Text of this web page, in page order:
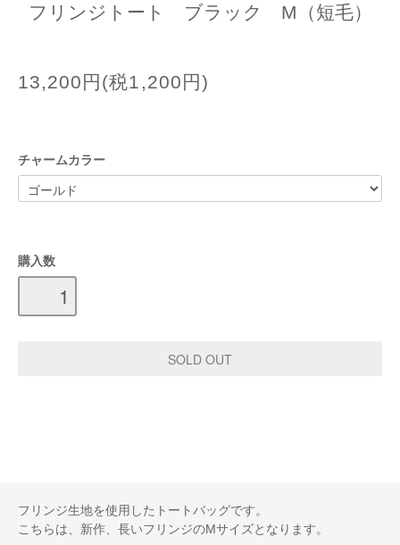
フリンジトート ブラック M（短毛）
13,200円(税1,200円)
チャームカラー
購入数
フリンジ生地を使用したトートバッグです。
こちらは、新作、長いフリンジのMサイズとなります。